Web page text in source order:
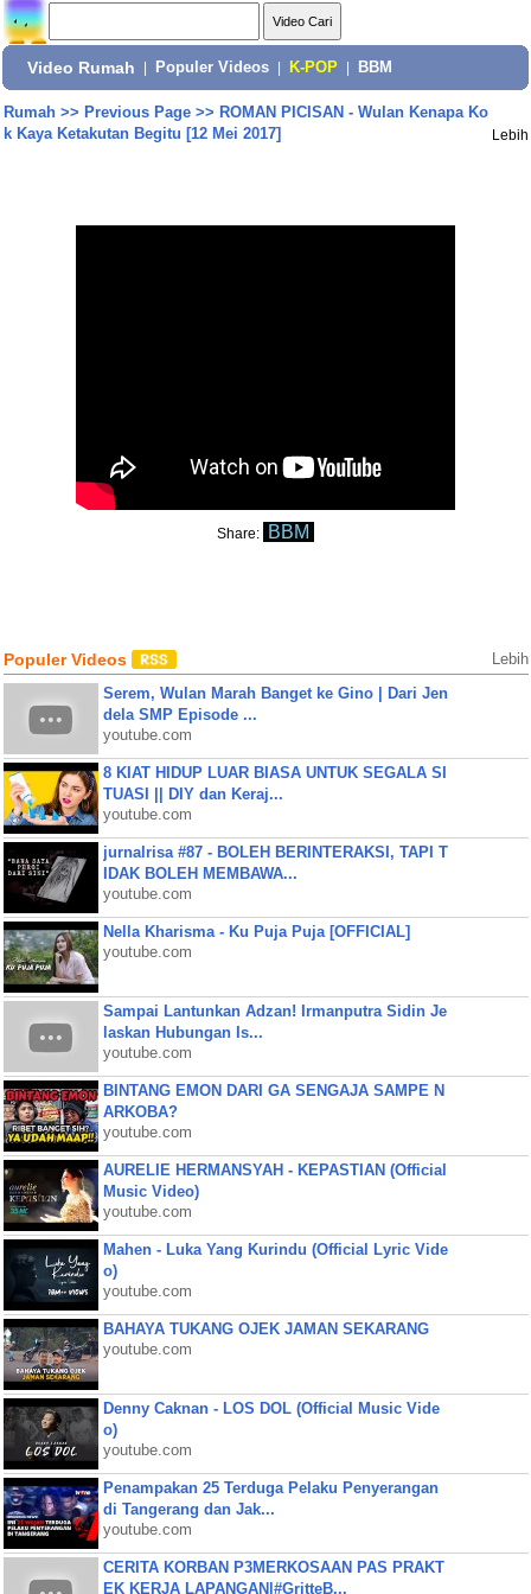
Video Rumah Populer Videos K-POP BBM
Rumah>> Previous Page>> ROMAN PICISAN - Wulan Kenapa Ko
k Kaya Ketakutan Begitu [12 Mei 2017]
Lebih
Share: BBM
Populer Videos Lebih
Serem, Wulan Marah Banget ke Gino | Dari Jen
dela SMP Episode ...
youtube.com
8 KIAT HIDUP LUAR BIASA UNTUK SEGALA SI
TUASI || DIY dan Keraj...
youtube.com
jurnalrisa #87 - BOLEH BERINTERAKSI, TAPI T
IDAK BOLEH MEMBAWA...
youtube.com
Nella Kharisma - Ku Puja Puja [OFFICIAL]
youtube.com
Sampai Lantunkan Adzan! Irmanputra Sidin Je
laskan Hubungan Is...
youtube.com
BINTANG EMON DARI GA SENGAJA SAMPE N
ARKOBA?
youtube.com
AURELIE HERMANSYAH - KEPASTIAN (Official
Music Video)
youtube.com
Mahen - Luka Yang Kurindu (Official Lyric Vide
o)
youtube.com
BAHAYA TUKANG OJEK JAMAN SEKARANG
youtube.com
Denny Caknan - LOS DOL (Official Music Vide
o)
youtube.com
Penampakan 25 Terduga Pelaku Penyerangan
di Tangerang dan Jak...
youtube.com
CERITA KORBAN P3MERKOSAAN PAS PRAKT
EK KERJA LAPANGAN|#GritteB...